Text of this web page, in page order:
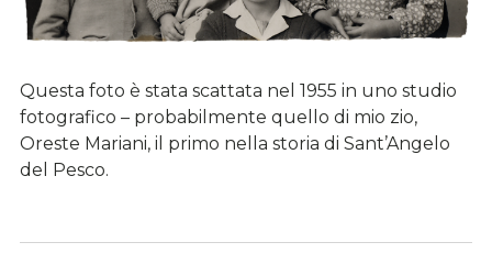
Questa foto è stata scattata nel 1955 in uno studio
fotografico – probabilmente quello di mio zio,
Oreste Mariani, il primo nella storia di Sant’Angelo
del Pesco.